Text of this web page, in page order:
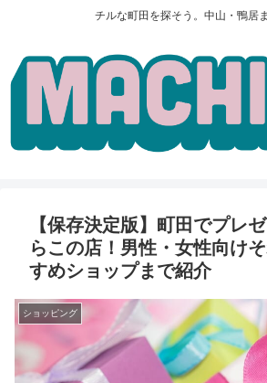
チルな町田を探そう。中山・鴨居
【保存決定版】町田でプレ
らこの店！男性・女性向け
すめショップまで紹介
ショッピング